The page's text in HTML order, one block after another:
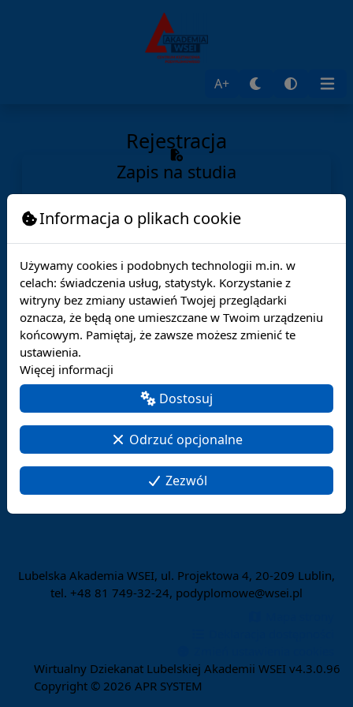
A+
Rejestracja
Zapis na studia
Dalej
Lubelska Akademia WSEI, ul. Projektowa 4, 20-209 Lublin,
tel. +48 81 749-32-24, podyplomowe@wsei.pl
Wirtualny Dziekanat Lubelskiej Akademii WSEI v4.3.0.96
Copyright © 2026 APR SYSTEM
Informacja o plikach cookie
Używamy cookies i podobnych technologii m.in. w
celach: świadczenia usług, statystyk. Korzystanie z
witryny bez zmiany ustawień Twojej przeglądarki
oznacza, że będą one umieszczane w Twoim urządzeniu
końcowym. Pamiętaj, że zawsze możesz zmienić te
ustawienia.
Więcej informacji
Dostosuj
Odrzuć opcjonalne
Zezwól